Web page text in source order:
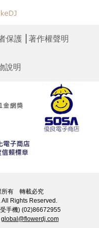
保護│ 著作權聲明
說明
所有 轉載必究
All Rights Reserved.
手機) (02)86672955
global@flowerdj.com